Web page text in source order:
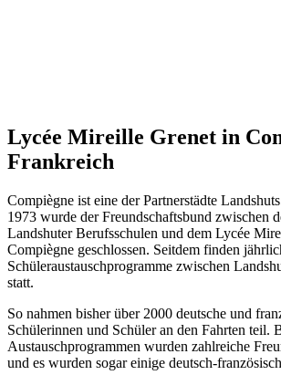
Lycée Mireille Grenet in
Frankreich
Compiègne ist eine der Partnerstädte
1973 wurde der Freundschaftsbund zwischen
Landshuter Berufsschulen und dem Lycée
Compiègne geschlossen. Seitdem finden
Schüleraustauschprogramme zwischen
statt.
So nahmen bisher über 2000 deutsche und
Schülerinnen und Schüler an den Fahrten teil.
Austauschprogrammen wurden zahlreiche
und es wurden sogar einige deutsch-